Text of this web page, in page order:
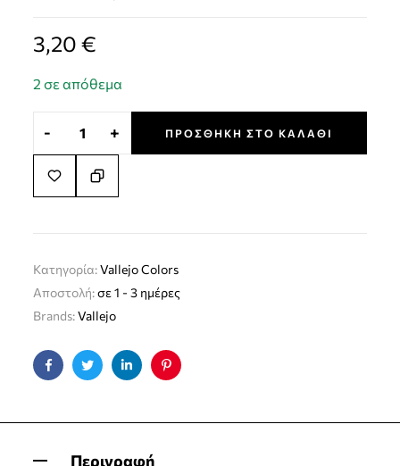
3,20€
2 σε απόθεμα
- + ΠΡΟΣΘΉΚΗ ΣΤΟ ΚΑΛΆΘΙ
Κατηγορία:Vallejo Colors
Αποστολή:σε 1 - 3 ημέρες
Brands:Vallejo
FacebookTwitterLinkedinPinterest
Περιγραφή